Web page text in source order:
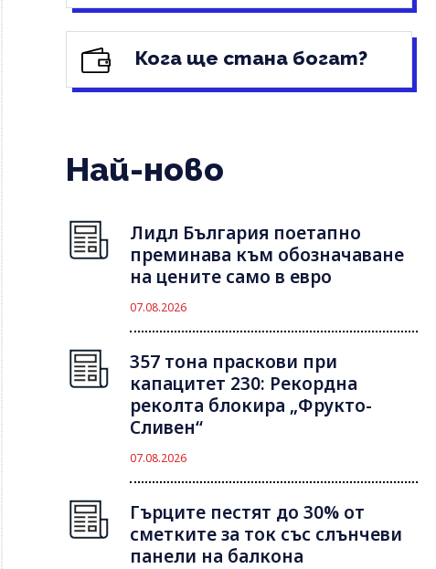
Кога ще стана богат?
Най-ново
Лидл България поетапно
преминава към обозначаване
на цените само в евро
07.08.2026
357 тона праскови при
капацитет 230: Рекордна
реколта блокира „Фрукто-
Сливен“
07.08.2026
Гърците пестят до 30% от
сметките за ток със слънчеви
панели на балкона